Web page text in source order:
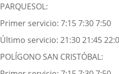
PARQUESOL:
Primer servicio: 7:15 7:30 7:50
Último servicio: 21:30 21:45
POLÍGONO SAN CRISTÓBAL: